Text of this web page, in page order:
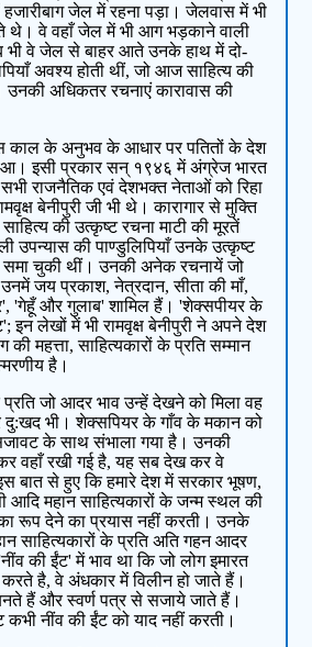
जेल में रहना पड़ा। जेलवास में भी
थे। वे वहाँ जेल में भी आग भड़काने वाली
वे जेल से बाहर आते उनके हाथ में दो-
अवश्य होती थीं, जो आज साहित्य की
उनकी अधिकतर रचनाएं कारावास की
काल के अनुभव के आधार पर पतितों के देश
इसी प्रकार सन् १९४६ में अंग्रेज भारत
राजनैतिक एवं देशभक्त नेताओं को रिहा
बेनीपुरी जी भी थे। कारागार से मुक्ति
की उत्कृष्ट रचना माटी की मूरतें
उपन्यास की पाण्डुलिपियाँ उनके उत्कृष्ट
समा चुकी थीं। उनकी अनेक रचनायें जो
जय प्रकाश, नेत्रदान, सीता की माँ,
'गेहूँ और गुलाब' शामिल हैं। 'शेक्सपीयर के
इन लेखों में भी रामवृक्ष बेनीपुरी ने अपने देश
की महत्ता, साहित्यकारों के प्रति सम्मान
है।
जो आदर भाव उन्हें देखने को मिला वह
भी। शेक्सपियर के गाँव के मकान को
के साथ संभाला गया है। उनकी
वहाँ रखी गई है, यह सब देख कर वे
बात से हुए कि हमारे देश में सरकार भूषण,
आदि महान साहित्यकारों के जन्म स्थल की
का रूप देने का प्रयास नहीं करती। उनके
साहित्यकारों के प्रति अति गहन आदर
की ईंट' में भाव था कि जो लोग इमारत
है, वे अंधकार में विलीन हो जाते हैं।
हैं और स्वर्ण पत्र से सजाये जाते हैं।
कभी नींव की ईंट को याद नहीं करती।